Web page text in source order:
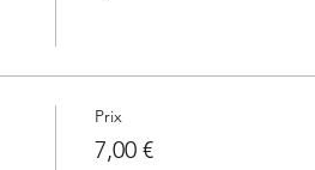
Prix
7,00 €